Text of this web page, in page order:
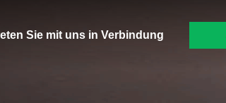
Sie mit uns in Verbindung